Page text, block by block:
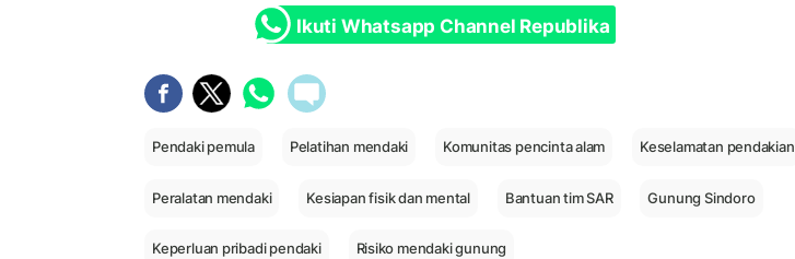
Ikuti Whatsapp Channel Republika
Pendaki pemula Pelatihan mendaki Komunitas pencinta alam Keselamatan pendakian
Peralatan mendaki Kesiapan fisik dan mental Bantuan tim SAR Gunung Sindoro
Keperluan pribadi pendaki Risiko mendaki gunung